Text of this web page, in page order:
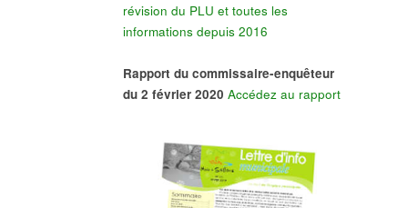
révision du PLU et toutes les
informations depuis 2016
Rapport du commissaire-enquêteur
du 2 février 2020 Accédez au rapport